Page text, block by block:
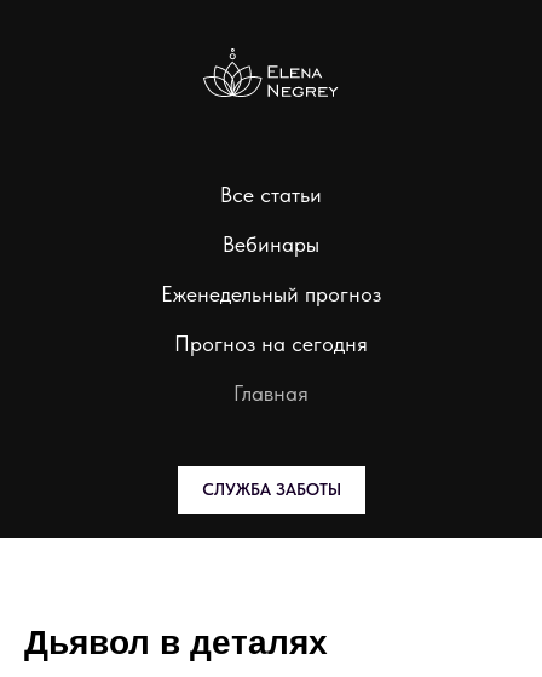
Все статьи
Вебинары
Еженедельный прогноз
Прогноз на сегодня
Главная
СЛУЖБА ЗАБОТЫ
Дьявол в деталях